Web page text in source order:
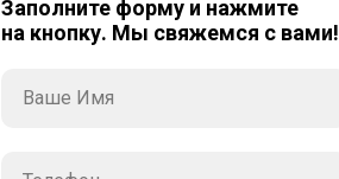
Заполните форму и нажмите
на кнопку. Мы свяжемся с вами!
Ваше Имя